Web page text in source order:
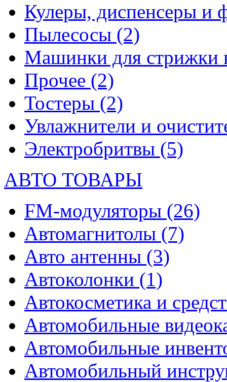
Кулеры, диспенсеры и
Пылесосы (2)
Машинки для стрижки
Прочее (2)
Тостеры (2)
Увлажнители и
Электробритвы (5)
АВТО ТОВАРЫ
FM-модуляторы (26)
Автомагнитолы (7)
Авто антенны (3)
Автоколонки (1)
Автокосметика и
Автомобильные
Автомобильные
Автомобильный